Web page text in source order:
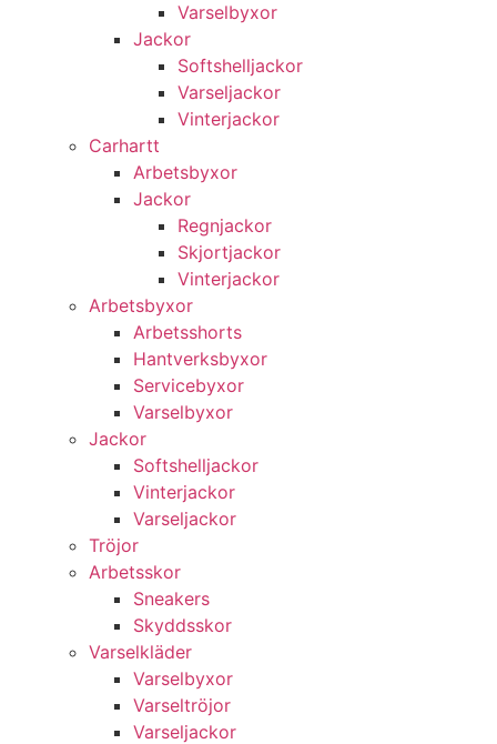
Varselbyxor
Jackor
Softshelljackor
Varseljackor
Vinterjackor
Carhartt
Arbetsbyxor
Jackor
Regnjackor
Skjortjackor
Vinterjackor
Arbetsbyxor
Arbetsshorts
Hantverksbyxor
Servicebyxor
Varselbyxor
Jackor
Softshelljackor
Vinterjackor
Varseljackor
Tröjor
Arbetsskor
Sneakers
Skyddsskor
Varselkläder
Varselbyxor
Varseltröjor
Varseljackor